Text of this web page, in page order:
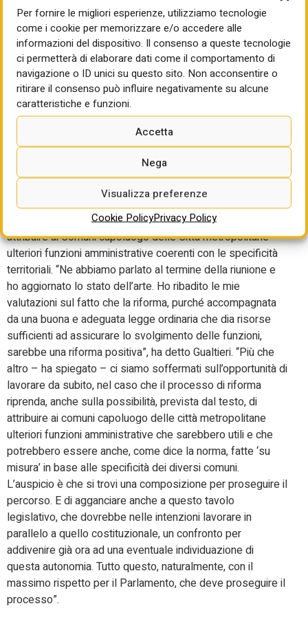
Per fornire le migliori esperienze, utilizziamo tecnologie
come i cookie per memorizzare e/o accedere alle
informazioni del dispositivo. Il consenso a queste tecnologie
ci permetterà di elaborare dati come il comportamento di
navigazione o ID unici su questo sito. Non acconsentire o
ritirare il consenso può influire negativamente su alcune
caratteristiche e funzioni.
Accetta
Nega
Visualizza preferenze
Cookie PolicyPrivacy Policy
Manfredi ha richiamato il forte incremento dei costi
sostenuti dai Comuni per l’assistenza alle persone con
disabilità nelle scuole e per l’accoglienza e il supporto ai
minori stranieri non accompagnati, con una crescita della
spesa che grava su bilanci locali già particolarmente sotto
pressione.
Sul tema della riforma di Roma Capitale, il sindaco Roberto
Gualtieri ha aggiornato il Coordinamento sullo stato del
percorso istituzionale, sottolineando come la riforma
possa rappresentare un passaggio positivo purché
accompagnata da adeguate risorse e da una legge
ordinaria in grado di garantire l’esercizio delle funzioni
previste. Gualtieri ha inoltre evidenziato l’opportunità di
attribuire ai Comuni capoluogo delle Città metropolitane
ulteriori funzioni amministrative coerenti con le specificità
territoriali. “Ne abbiamo parlato al termine della riunione e
ho aggiornato lo stato dell’arte. Ho ribadito le mie
valutazioni sul fatto che la riforma, purché accompagnata
da una buona e adeguata legge ordinaria che dia risorse
sufficienti ad assicurare lo svolgimento delle funzioni,
sarebbe una riforma positiva”, ha detto Gualtieri. “Più che
altro – ha spiegato – ci siamo soffermati sull’opportunità di
lavorare da subito, nel caso che il processo di riforma
riprenda, anche sulla possibilità, prevista dal testo, di
attribuire ai comuni capoluogo delle città metropolitane
ulteriori funzioni amministrative che sarebbero utili e che
potrebbero essere anche, come dice la norma, fatte ‘su
misura’ in base alle specificità dei diversi comuni.
L’auspicio è che si trovi una composizione per proseguire il
percorso. E di agganciare anche a questo tavolo
legislativo, che dovrebbe nelle intenzioni lavorare in
parallelo a quello costituzionale, un confronto per
addivenire già ora ad una eventuale individuazione di
questa autonomia. Tutto questo, naturalmente, con il
massimo rispetto per il Parlamento, che deve proseguire il
processo”.